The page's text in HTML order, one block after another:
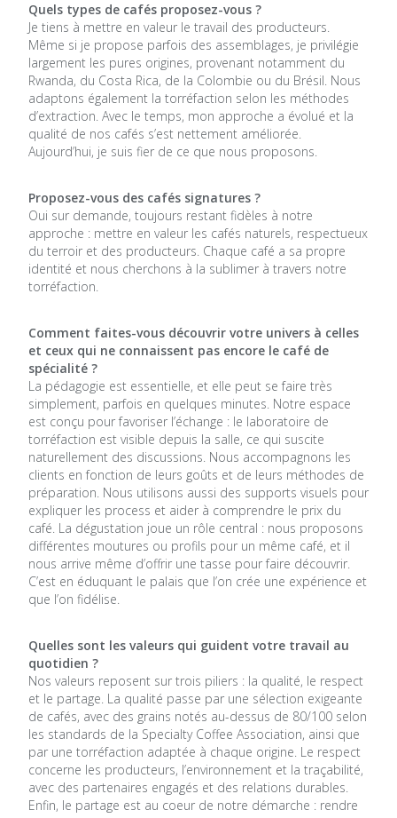
Quels types de cafés proposez-vous ?
Je tiens à mettre en valeur le travail des producteurs.
Même si je propose parfois des assemblages, je privilégie
largement les pures origines, provenant notamment du
Rwanda, du Costa Rica, de la Colombie ou du Brésil. Nous
adaptons également la torréfaction selon les méthodes
d’extraction. Avec le temps, mon approche a évolué et la
qualité de nos cafés s’est nettement améliorée.
Aujourd’hui, je suis fier de ce que nous proposons.
Proposez-vous des cafés signatures ?
Oui sur demande, toujours restant fidèles à notre
approche : mettre en valeur les cafés naturels, respectueux
du terroir et des producteurs. Chaque café a sa propre
identité et nous cherchons à la sublimer à travers notre
torréfaction.
Comment faites-vous découvrir votre univers à celles
et ceux qui ne connaissent pas encore le café de
spécialité ?
La pédagogie est essentielle, et elle peut se faire très
simplement, parfois en quelques minutes. Notre espace
est conçu pour favoriser l’échange : le laboratoire de
torréfaction est visible depuis la salle, ce qui suscite
naturellement des discussions. Nous accompagnons les
clients en fonction de leurs goûts et de leurs méthodes de
préparation. Nous utilisons aussi des supports visuels pour
expliquer les process et aider à comprendre le prix du
café. La dégustation joue un rôle central : nous proposons
différentes moutures ou profils pour un même café, et il
nous arrive même d’offrir une tasse pour faire découvrir.
C’est en éduquant le palais que l’on crée une expérience et
que l’on fidélise.
Quelles sont les valeurs qui guident votre travail au
quotidien ?
Nos valeurs reposent sur trois piliers : la qualité, le respect
et le partage. La qualité passe par une sélection exigeante
de cafés, avec des grains notés au-dessus de 80/100 selon
les standards de la Specialty Coffee Association, ainsi que
par une torréfaction adaptée à chaque origine. Le respect
concerne les producteurs, l’environnement et la traçabilité,
avec des partenaires engagés et des relations durables.
Enfin, le partage est au coeur de notre démarche : rendre